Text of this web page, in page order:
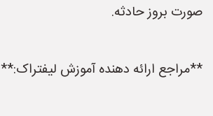
صورت بروز حادثه.
**مراجع ارائه دهنده آموزش لیفتراک:**